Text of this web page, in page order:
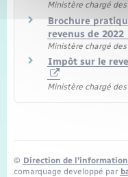
Ministère chargé
Brochure
revenus de 2022
Ministère chargé
Impôt sur le
Ministère chargé
© Direction de
comarquage developpé par